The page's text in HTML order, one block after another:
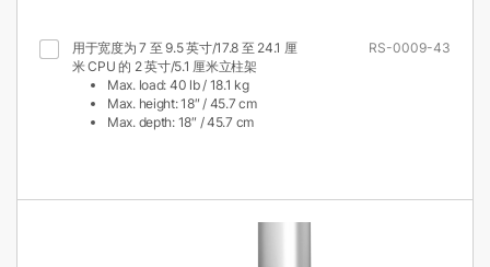
用于宽度为 7 至 9.5 英寸/17.8 至 24.1 厘
米 CPU 的 2 英寸/5.1 厘米立柱架
Max. load: 40 lb / 18.1 kg
Max. height: 18″ / 45.7 cm
Max. depth: 18″ / 45.7 cm
RS-0009-43